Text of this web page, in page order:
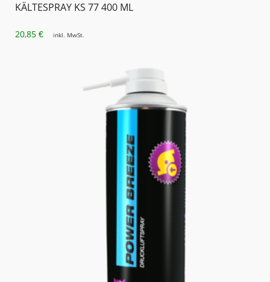
KÄLTESPRAY KS 77 400 ML
20,85 € inkl. MwSt.